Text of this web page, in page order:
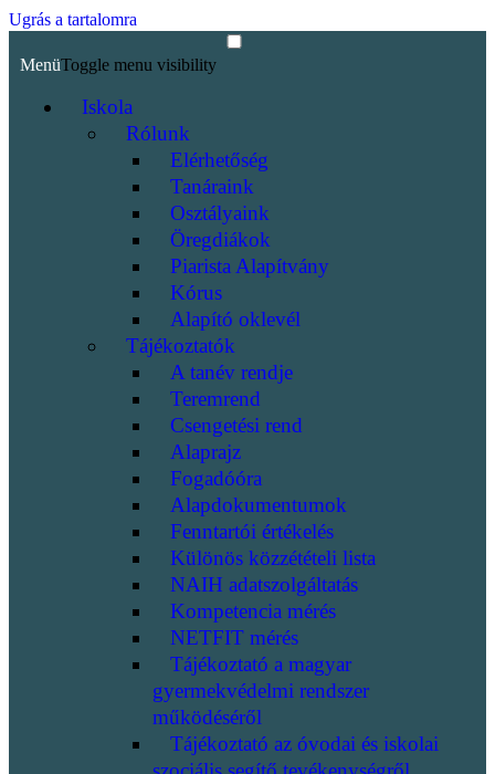
Ugrás a tartalomra
MenüToggle menu visibility
Iskola
Rólunk
Elérhetőség
Tanáraink
Osztályaink
Öregdiákok
Piarista Alapítvány
Kórus
Alapító oklevél
Tájékoztatók
A tanév rendje
Teremrend
Csengetési rend
Alaprajz
Fogadóóra
Alapdokumentumok
Fenntartói értékelés
Különös közzétételi lista
NAIH adatszolgáltatás
Kompetencia mérés
NETFIT mérés
Tájékoztató a magyar
gyermekvédelmi rendszer
működéséről
Tájékoztató az óvodai és iskolai